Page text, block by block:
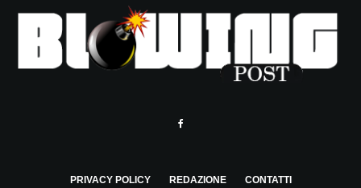
PRIVACY POLICY REDAZIONE CONTATTI